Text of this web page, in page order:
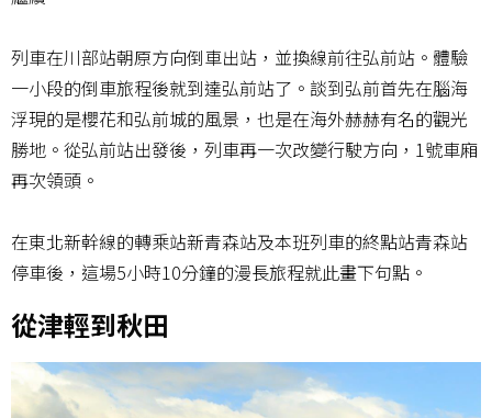
列車在川部站朝原方向倒車出站，並換線前往弘前站。體驗
一小段的倒車旅程後就到達弘前站了。談到弘前首先在腦海
浮現的是櫻花和弘前城的風景，也是在海外赫赫有名的觀光
勝地。從弘前站出發後，列車再一次改變行駛方向，1號車廂
再次領頭。
在東北新幹線的轉乘站新青森站及本班列車的終點站青森站
停車後，這場5小時10分鐘的漫長旅程就此畫下句點。
從津輕到秋田